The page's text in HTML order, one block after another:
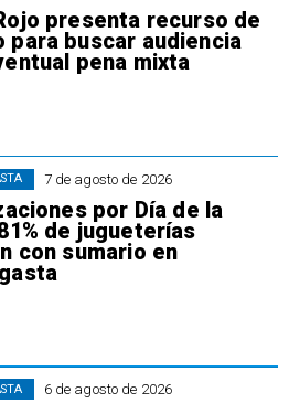
presenta recurso de
para buscar audiencia
pena mixta
7 de agosto de 2026
por Día de la
de jugueterías
con sumario en
6 de agosto de 2026